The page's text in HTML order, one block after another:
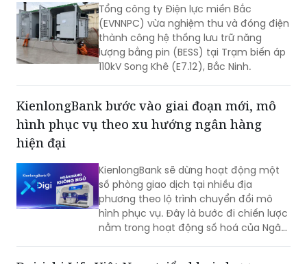
Tổng công ty Điện lực miền Bắc
(EVNNPC) vừa nghiệm thu và đóng điện
thành công hệ thống lưu trữ năng
lượng bằng pin (BESS) tại Trạm biến áp
110kV Song Khê (E7.12), Bắc Ninh.
KienlongBank bước vào giai đoạn mới, mô
hình phục vụ theo xu hướng ngân hàng
hiện đại
KienlongBank sẽ dừng hoạt động một
số phòng giao dịch tại nhiều địa
phương theo lộ trình chuyển đổi mô
hình phục vụ. Đây là bước đi chiến lược
nằm trong hoạt động số hoá của Ngân